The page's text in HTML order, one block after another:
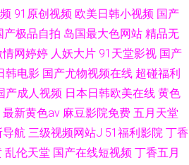
91原创视频 欧美日韩小视频 国产
产极品自拍 岛国最大色网站 精品无
情网婷婷 人妖大片 91天堂影视 国产
韩电影 国产尤物视频在线 超碰福利
产成人视频 日本日韩欧美在线 黄色
最新黄色av 麻豆影院免费 五月天堂
导航 三级视频网站J 51福利影院 丁香
乱伦天堂 国产在线短视频 丁香五月